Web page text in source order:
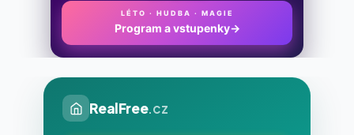
LÉTO · HUDBA · MAGIE
Program a vstupenky →
RealFree.cz